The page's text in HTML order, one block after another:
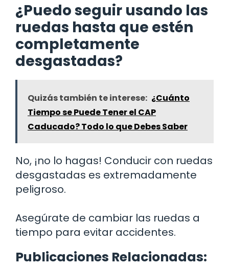
¿Puedo seguir usando las
ruedas hasta que estén
completamente
desgastadas?
Quizás también te interese: ¿Cuánto
Tiempo se Puede Tener el CAP
Caducado? Todo lo que Debes Saber
No, ¡no lo hagas! Conducir con ruedas
desgastadas es extremadamente
peligroso.
Asegúrate de cambiar las ruedas a
tiempo para evitar accidentes.
Publicaciones Relacionadas: